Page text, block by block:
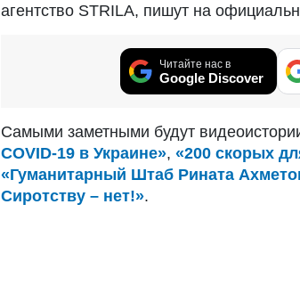
агентство STRILA, пишут на
Читайте нас в
Google Discover
Самыми заметными будут
COVID-19 в Украине», «200 скорых
«Гуманитарный Штаб Рината
Сиротству – нет!».